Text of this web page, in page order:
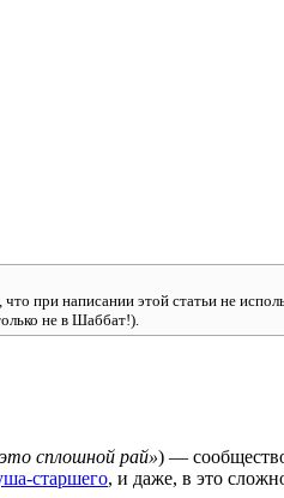
при написании этой статьи не
не в Шаббат!).
сплошной рай») —
старшего, и даже, в это